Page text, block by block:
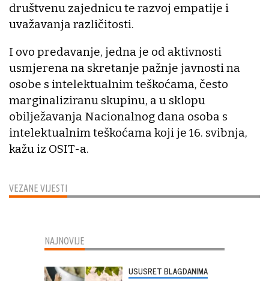
VEZANE VIJESTI
društvenu zajednicu te razvoj empatije i
uvažavanja različitosti.
I ovo predavanje, jedna je od aktivnosti
usmjerena na skretanje pažnje javnosti na
osobe s intelektualnim teškoćama, često
marginaliziranu skupinu, a u sklopu
obilježavanja Nacionalnog dana osoba s
intelektualnim teškoćama koji je 16. svibnja,
kažu iz OSIT-a.
NAJNOVIJE
USUSRET BLAGDANIMA